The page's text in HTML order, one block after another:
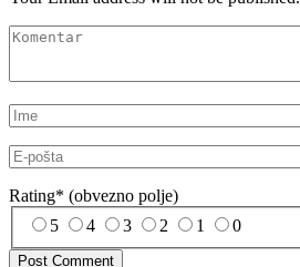
Rating* (obvezno polje)
5
4 3 2 1 0